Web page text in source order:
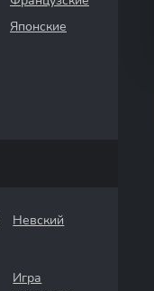
Японские
Невский
Игра